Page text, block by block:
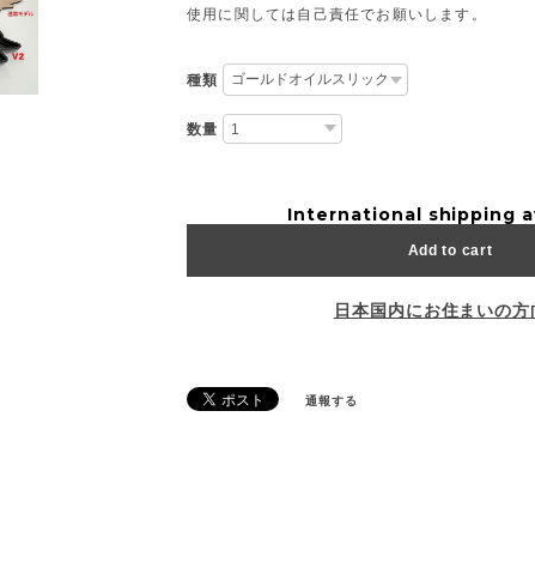
使用に関しては自己責任でお願いします。
種類
数量
International shipping
Add to cart
日本国内にお住まいの方
通報する